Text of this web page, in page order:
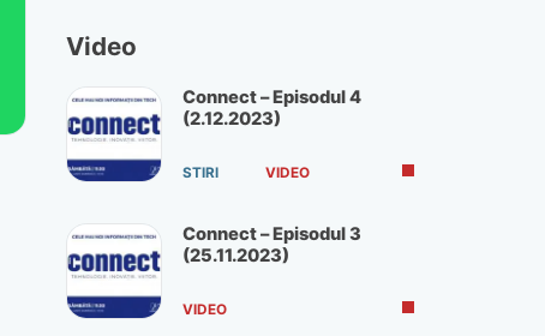
Video
Connect – Episodul 4
(2.12.2023)
STIRI VIDEO
Connect – Episodul 3
(25.11.2023)
VIDEO